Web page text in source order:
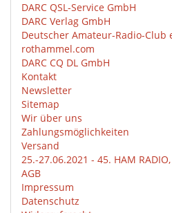
DARC QSL-Service GmbH
DARC Verlag GmbH
Deutscher Amateur-Radio-Club
rothammel.com
DARC CQ DL GmbH
Kontakt
Newsletter
Sitemap
Wir über uns
Zahlungsmöglichkeiten
Versand
25.-27.06.2021 - 45. HAM
AGB
Impressum
Datenschutz